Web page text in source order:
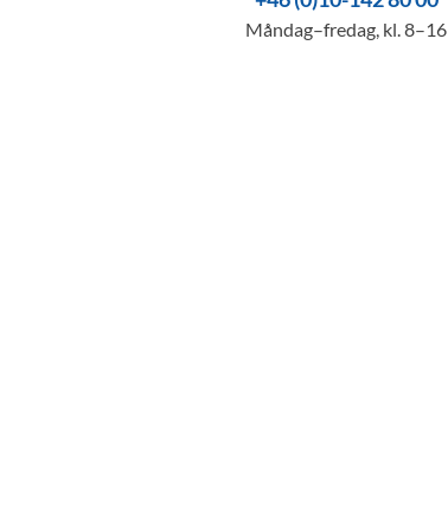
Måndag–fredag, kl. 8–16